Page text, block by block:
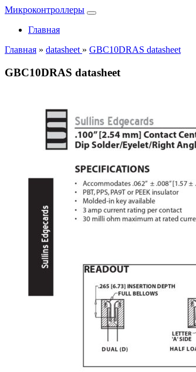
Микроконтроллеры
Главная
Главная » datasheet » GBC10DRAS datasheet
GBC10DRAS datasheet